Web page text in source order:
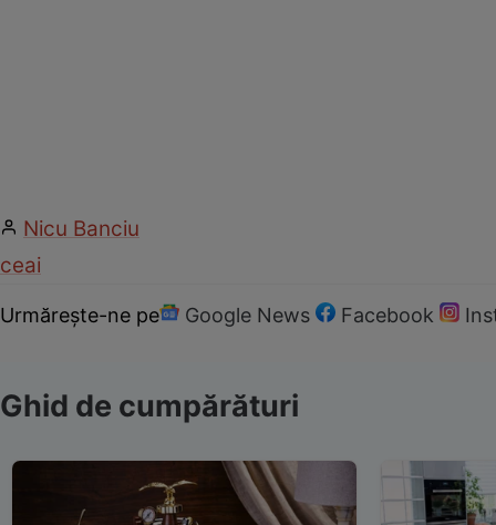
Nicu Banciu
ceai
Urmărește-ne pe Google News Facebook
Ghid de cumpărături